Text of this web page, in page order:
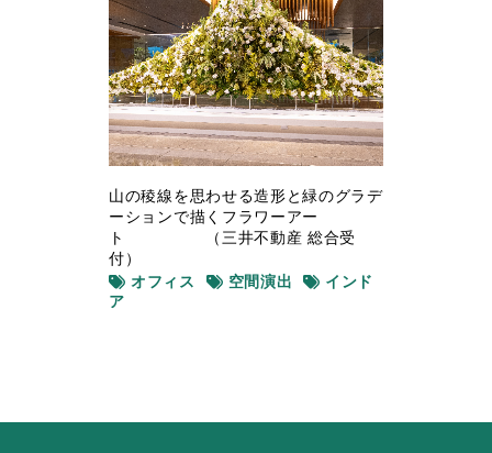
山の稜線を思わせる造形と緑のグラデ
ーションで描くフラワーアー
ト （三井不動産 総合受
付）
オフィス
空間演出
インド
ア